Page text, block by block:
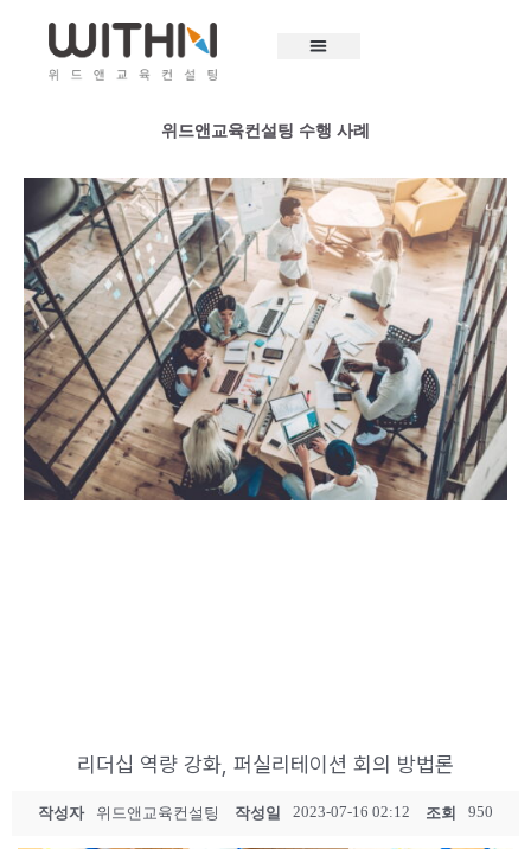
위드앤교육컨설팅 수행 사례
리더십 역량 강화, 퍼실리테이션 회의 방법론
작성자 위드앤교육컨설팅 작성일 2023-07-16 02:12 조회 950